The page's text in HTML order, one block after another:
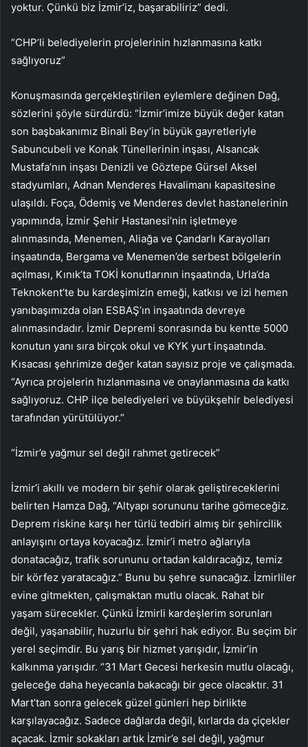
yoktur. Çünkü biz İzmir’iz, başarabiliriz” dedi.
“CHP’li belediyelerin projelerinin hızlanmasına katkı
sağlıyoruz”
Konuşmasında gerçekleştirilen eylemlere değinen Dağ,
sözlerini şöyle sürdürdü: “İzmir’imize büyük değer katan
son başbakanımız Binali Bey’in büyük gayretleriyle
Sabuncubeli ve Konak Tünellerinin inşası, Alsancak
Mustafa’nın inşası Denizli ve Göztepe Gürsel Aksel
stadyumları, Adnan Menderes Havalimanı kapasitesine
ulaşıldı. Foça, Ödemiş ve Menderes devlet hastanelerinin
yapımında, İzmir Şehir Hastanesi’nin işletmeye
alınmasında, Menemen, Aliağa ve Çandarlı Karayolları
inşaatında, Bergama ve Menemen’de serbest bölgelerin
açılması, Kınık’ta TOKİ konutlarının inşaatında, Urla’da
Teknokent’te bu kardeşimizin emeği, katkısı ve izi hemen
yanıbaşımızda olan ESBAŞ’ın inşaatında devreye
alınmasındadır. İzmir Depremi sonrasında bu kentte 5000
konutun yanı sıra birçok okul ve KYK yurt inşaatında.
Kısacası şehrimize değer katan sayısız proje ve çalışmada.
“Ayrıca projelerin hızlanmasına ve onaylanmasına da katkı
sağlıyoruz. CHP ilçe belediyeleri ve büyükşehir belediyesi
tarafından yürütülüyor.”
“İzmir’e yağmur sel değil rahmet getirecek”
İzmir’i akıllı ve modern bir şehir olarak geliştireceklerini
belirten Hamza Dağ, “Altyapı sorununu tarihe gömeceğiz.
Deprem riskine karşı her türlü tedbiri almış bir şehircilik
anlayışını ortaya koyacağız. İzmir’i metro ağlarıyla
donatacağız, trafik sorununu ortadan kaldıracağız, temiz
bir körfez yaratacağız.” Bunu bu şehre sunacağız. İzmirliler
evine gitmekten, çalışmaktan mutlu olacak. Rahat bir
yaşam sürecekler. Çünkü İzmirli kardeşlerim sorunları
değil, yaşanabilir, huzurlu bir şehri hak ediyor. Bu seçim bir
yerel seçimdir. Bu yarış bir hizmet yarışıdır, İzmir’in
kalkınma yarışıdır. “31 Mart Gecesi herkesin mutlu olacağı,
geleceğe daha heyecanla bakacağı bir gece olacaktır. 31
Mart’tan sonra gelecek güzel günleri hep birlikte
karşılayacağız. Sadece dağlarda değil, kırlarda da çiçekler
açacak. İzmir sokakları artık İzmir’e sel değil, yağmur